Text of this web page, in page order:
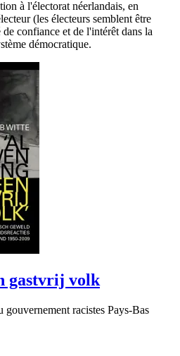
à l'électorat néerlandais, en
(les électeurs semblent être
confiance et de l'intérêt dans la
démocratique.
gastvrij volk
gouvernement racistes Pays-Bas